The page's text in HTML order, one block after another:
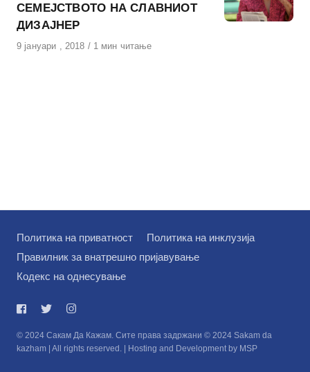
СЕМЕЈСТВОТО НА СЛАВНИОТ
ДИЗАЈНЕР
Објавено
9 јануари , 2018 1 мин читање
Политика на приватност
Политика на инклузија
Правилник за внатрешно пријавување
Кодекс на однесување
© 2024 Сакам Да Кажам. Сите права задржани © 2024 Sakam da
kazham | All rights reserved. | Hosting and Development by MSP